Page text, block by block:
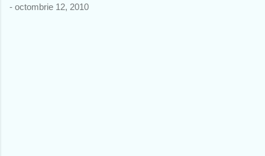
- octombrie 12, 2010